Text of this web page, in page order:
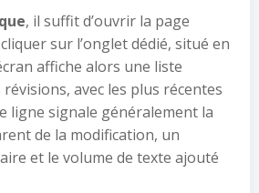
, il suffit d’ouvrir la page
sur l’onglet dédié, situé en
affiche alors une liste
avec les plus récentes
ligne signale généralement la
de la modification, un
et le volume de texte ajouté